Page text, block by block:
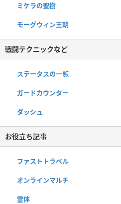
ミケラの聖樹
モーグウィン王朝
戦闘テクニックなど
ステータスの一覧
ガードカウンター
ダッシュ
お役立ち記事
ファストトラベル
オンラインマルチ
霊体